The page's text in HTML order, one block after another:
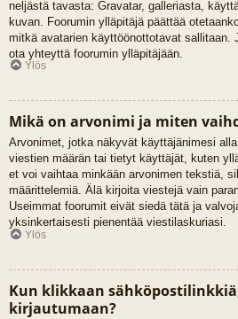
neljästä tavasta: Gravatar, galleriasta,
kuvan. Foorumin ylläpitäjä päättää
mitkä avatarien käyttöönottotavat sallitaan.
ota yhteyttä foorumin ylläpitäjään.
Ylös
Mikä on arvonimi ja miten
Arvonimet, jotka näkyvät käyttäjänimesi
viestien määrän tai tietyt käyttäjät, kuten
et voi vaihtaa minkään arvonimen tekstiä,
määrittelemiä. Älä kirjoita viestejä vain
Useimmat foorumit eivät siedä tätä ja
yksinkertaisesti pienentää viestilaskuriasi.
Ylös
Kun klikkaan
kirjautumaan?